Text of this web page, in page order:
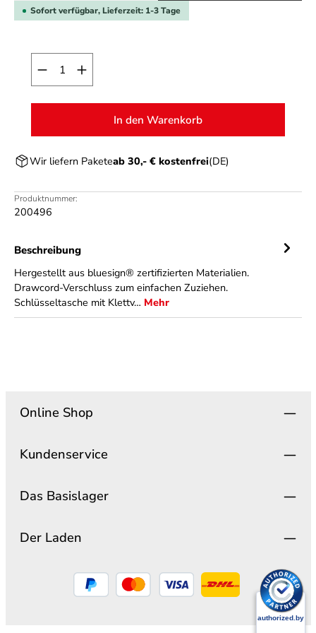
Sofort verfügbar, Lieferzeit: 1-3 Tage
Produkt Anzahl: Gib den gewünschten Wert
In den Warenkorb
Wir liefern Paketeab 30,- € kostenfrei(DE)
Produktnummer:
200496
Beschreibung
Hergestellt aus bluesign® zertifizierten Materialien.
Drawcord-Verschluss zum einfachen Zuziehen.
Schlüsseltasche mit Klettv… Mehr
Online Shop
Kundenservice
Das Basislager
Der Laden